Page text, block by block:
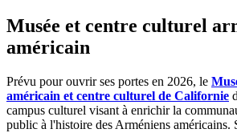
Musée et centre culturel
américain
Prévu pour ouvrir ses portes en 2026, le
américain et centre culturel de Californie
campus culturel visant à enrichir la
public à l'histoire des Arméniens américains.